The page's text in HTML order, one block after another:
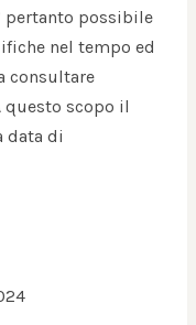
pertanto possibile
nel tempo ed
consultare
questo scopo il
data di